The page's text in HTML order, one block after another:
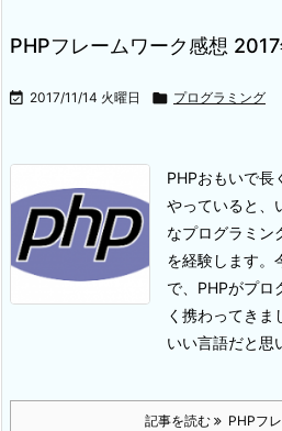
PHPフレームワーク感想
 2017/11/14 火曜日  プログラミング
PHPおもいで長
やっていると、
なプログラミン
を経験します。
で、PHPがプロ
く携わってきま
いい言語だと思
記事を読む PHPフレ